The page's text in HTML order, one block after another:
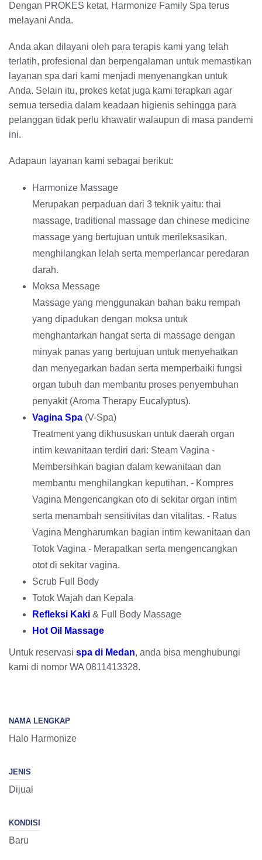
Dengan PROKES ketat, Harmonize Family Spa terus
melayani Anda.
Anda akan dilayani oleh para terapis kami yang telah
terlatih, profesional dan berpengalaman untuk memastikan
layanan spa dari kami menjadi menyenangkan untuk
Anda. Selain itu, prokes ketat juga kami terapkan agar
semua tersedia dalam keadaan higienis sehingga para
pelanggan tidak perlu khawatir walaupun di masa pandemi
ini.
Adapaun layanan kami sebagai berikut:
Harmonize Massage
Merupakan perpaduan dari 3 teknik yaitu: thai
massage, traditional massage dan chinese medicine
massage yang bertujuan untuk merileksasikan,
menghilangkan lelah serta memperlancar peredaran
darah.
Moksa Message
Massage yang menggunakan bahan baku rempah
yang dipadukan dengan moksa untuk
menghantarkan hangat serta di massage dengan
minyak panas yang bertujuan untuk menyehatkan
dan menyegarkan badan serta memperbaiki fungsi
organ tubuh dan membantu proses penyembuhan
penyakit (Aroma Therapy Eucalyptus).
Vagina Spa (V-Spa)
Treatment yang dikhususkan untuk daerah organ
intim kewanitaan terdiri dari: Steam Vagina -
Membersihkan bagian dalam kewanitaan dan
membantu menghilangkan keputihan. - Kompres
Vagina Mengencangkan oto di sekitar organ intim
serta menambah sensitivitas dan vitalitas. - Ratus
Vagina Mengharumkan bagian intim kewanitaan dan
Totok Vagina - Merapatkan serta mengencangkan
otot di sekitar vagina.
Scrub Full Body
Totok Wajah dan Kepala
Refleksi Kaki & Full Body Massage
Hot Oil Massage
Untuk reservasi spa di Medan, anda bisa menghubungi
kami di nomor WA 0811413328.
NAMA LENGKAP
Halo Harmonize
JENIS
Dijual
KONDISI
Baru